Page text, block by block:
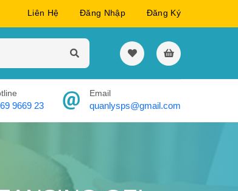
Liên Hệ Đăng Nhập Đăng Ký
9669 23
Email
quanlysps@gmail.com